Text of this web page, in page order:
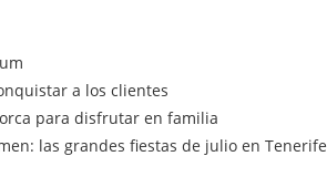
a los clientes
para disfrutar en familia
las grandes fiestas de julio en Tenerife